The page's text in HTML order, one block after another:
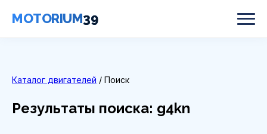
MOTORIUM39
Каталог двигателей / Поиск
Результаты поиска: g4kn